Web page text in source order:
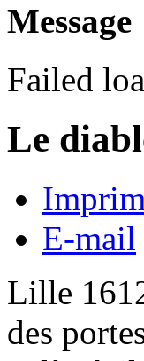
Message
Failed
Le
E-mail
Lille
des